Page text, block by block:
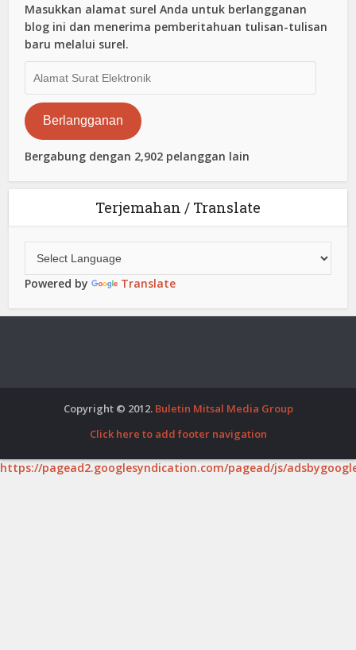
Masukkan alamat surel Anda untuk berlangganan
blog ini dan menerima pemberitahuan tulisan-tulisan
baru melalui surel.
Surat
Elektronik
Berlangganan
Bergabung dengan 2,902 pelanggan lain
Terjemahan / Translate
Powered by Translate
Copyright © 2012. Buletin Mitsal Media Group
Click here to add footer navigation
https://pagead2.googlesyndication.com/pagead/js/